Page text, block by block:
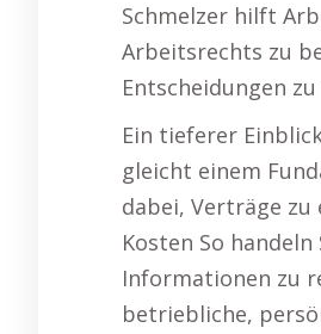
Schmelzer hilft
Arbeitsrechts zu
Entscheidungen
Ein tieferer
gleicht einem
dabei, Verträge
Kosten So
Informationen zu
betriebliche,